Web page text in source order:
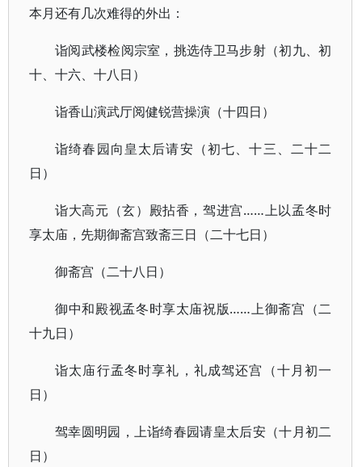
本月还有几次难得的外出：
诣阅武楼检阅宗室，挑选侍卫马步射（初九、初
十、十六、十八日）
诣香山演武厅阅健锐营操演（十四日）
诣绮春园向皇太后请安（初七、十三、二十二
日）
诣大高元（玄）殿拈香，驾进宫……上以孟冬时
享太庙，先期御斋宫致斋三日（二十七日）
御斋宫（二十八日）
御中和殿视孟冬时享太庙祝版……上御斋宫（二
十九日）
诣太庙行孟冬时享礼，礼成驾还宫（十月初一
日）
驾幸圆明园，上诣绮春园请皇太后安（十月初二
日）